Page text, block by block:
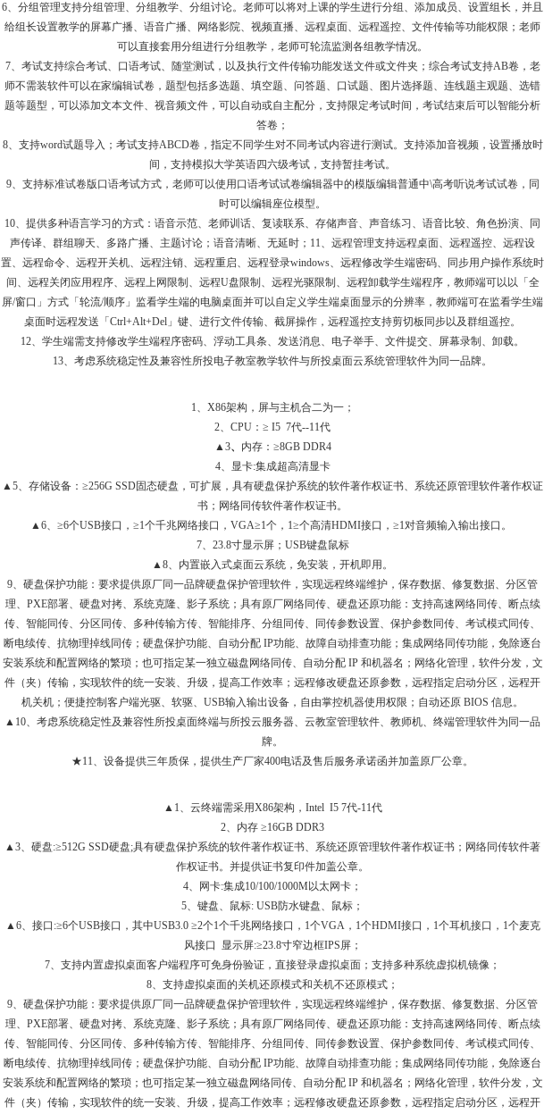
6、分组管理支持分组管理、分组教学、分组讨论。老师可以将对上课的学生进行分组、添加成员、设置组长，并且
给组长设置教学的屏幕广播、语音广播、网络影院、视频直播、远程桌面、远程遥控、文件传输等功能权限；老师
可以直接套用分组进行分组教学，老师可轮流监测各组教学情况。
7、考试支持综合考试、口语考试、随堂测试，以及执行文件传输功能发送文件或文件夹；综合考试支持AB卷，老
师不需装软件可以在家编辑试卷，题型包括多选题、填空题、问答题、口试题、图片选择题、连线题主观题、选错
题等题型，可以添加文本文件、视音频文件，可以自动或自主配分，支持限定考试时间，考试结束后可以智能分析
答卷；
8、支持word试题导入；考试支持ABCD卷，指定不同学生对不同考试内容进行测试。支持添加音视频，设置播放时
间，支持模拟大学英语四六级考试，支持暂挂考试。
9、支持标准试卷版口语考试方式，老师可以使用口语考试试卷编辑器中的模版编辑普通中\高考听说考试试卷，同
时可以编辑座位模型。
10、提供多种语言学习的方式：语音示范、老师训话、复读联系、存储声音、声音练习、语音比较、角色扮演、同
声传译、群组聊天、多路广播、主题讨论；语音清晰、无延时；11、远程管理支持远程桌面、远程遥控、远程设
置、远程命令、远程开关机、远程注销、远程重启、远程登录windows、远程修改学生端密码、同步用户操作系统时
间、远程关闭应用程序、远程上网限制、远程U盘限制、远程光驱限制、远程卸载学生端程序，教师端可以以「全
屏/窗口」方式「轮流/顺序」监看学生端的电脑桌面并可以自定义学生端桌面显示的分辨率，教师端可在监看学生端
桌面时远程发送「Ctrl+Alt+Del」键、进行文件传输、截屏操作，远程遥控支持剪切板同步以及群组遥控。
12、学生端需支持修改学生端程序密码、浮动工具条、发送消息、电子举手、文件提交、屏幕录制、卸载。
13、考虑系统稳定性及兼容性所投电子教室教学软件与所投桌面云系统管理软件为同一品牌。
1、X86架构，屏与主机合二为一；
2、CPU：≥ I5 7代--11代
▲3、
内存：≥8GB DDR4
4、显卡:集成超高清显卡
▲5、存储设备：≥256G SSD固态硬盘，可扩展，具有硬盘保护系统的软件著作权证书、系统还原管理软件著作权证
书；网络同传软件著作权证书。
▲6、≥6个USB接口，≥1个千兆网络接口，VGA≥1个，1≥个高清HDMI接口，≥1对音频输入输出接口。
7、23.8寸显示屏；USB键盘鼠标
▲8、内置嵌入式桌面云系统，免安装，开机即用。
9、硬盘保护功能：要求提供原厂同一品牌硬盘保护管理软件，实现远程终端维护，保存数据、修复数据、分区管
理、PXE部署、硬盘对拷、系统克隆、影子系统；具有原厂网络同传、硬盘还原功能：支持高速网络同传、断点续
传、智能同传、分区同传、多种传输方传、智能排序、分组同传、同传参数设置、保护参数同传、考试模式同传、
断电续传、抗物理掉线同传；硬盘保护功能、自动分配 IP功能、故障自动排查功能；集成网络同传功能，免除逐台
安装系统和配置网络的繁琐；也可指定某一独立磁盘网络同传、自动分配 IP 和机器名；网络化管理，软件分发，文
件（夹）传输，实现软件的统一安装、升级，提高工作效率；远程修改硬盘还原参数，远程指定启动分区，远程开
机关机；便捷控制客户端光驱、软驱、USB输入输出设备，自由掌控机器使用权限；自动还原 BIOS 信息。
▲10、考虑系统稳定性及兼容性所投桌面终端与所投云服务器、云教室管理软件、教师机、终端管理软件为同一品
牌。
★11、设备提供三年质保，提供生产厂家400电话及售后服务承诺函并加盖原厂公章。
▲1、云终端需采用X86架构，Intel I5 7代-11代
2、内存 ≥16GB DDR3
▲3、硬盘:≥512G SSD硬盘;具有硬盘保护系统的软件著作权证书、系统还原管理软件著作权证书；网络同传软件著
作权证书。并提供证书复印件加盖公章。
4、网卡:集成10/100/1000M以太网卡；
5、键盘、鼠标: USB防水键盘、鼠标；
▲6、接口:≥6个USB接口，其中USB3.0 ≥2个1个千兆网络接口，1个VGA，1个HDMI接口，1个耳机接口，1个麦克
风接口 显示屏:≥23.8寸窄边框IPS屏；
7、支持内置虚拟桌面客户端程序可免身份验证，直接登录虚拟桌面；支持多种系统虚拟机镜像；
8、支持虚拟桌面的关机还原模式和关机不还原模式；
9、硬盘保护功能：要求提供原厂同一品牌硬盘保护管理软件，实现远程终端维护，保存数据、修复数据、分区管
理、PXE部署、硬盘对拷、系统克隆、影子系统；具有原厂网络同传、硬盘还原功能：支持高速网络同传、断点续
传、智能同传、分区同传、多种传输方传、智能排序、分组同传、同传参数设置、保护参数同传、考试模式同传、
断电续传、抗物理掉线同传；硬盘保护功能、自动分配 IP功能、故障自动排查功能；集成网络同传功能，免除逐台
安装系统和配置网络的繁琐；也可指定某一独立磁盘网络同传、自动分配 IP 和机器名；网络化管理，软件分发，文
件（夹）传输，实现软件的统一安装、升级，提高工作效率；远程修改硬盘还原参数，远程指定启动分区，远程开